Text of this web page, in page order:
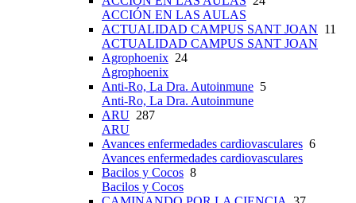
ACCIÓN EN LAS AULAS
ACTUALIDAD CAMPUS SANT JOAN 11
ACTUALIDAD CAMPUS SANT JOAN
Agrophoenix 24
Agrophoenix
Anti-Ro, La Dra. Autoinmune 5
Anti-Ro, La Dra. Autoinmune
ARU 287
ARU
Avances enfermedades cardiovasculares 6
Avances enfermedades cardiovasculares
Bacilos y Cocos 8
Bacilos y Cocos